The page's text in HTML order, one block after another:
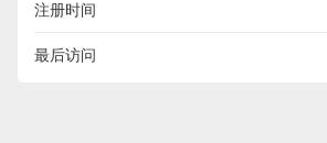
注册时间
最后访问